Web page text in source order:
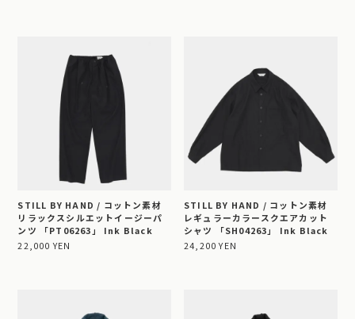
STILL BY HAND / コットン素材
リラックスシルエットイージーパ
ンツ 「PT06263」 Ink Black
22,000 YEN
STILL BY HAND / コットン素材
レギュラーカラースクエアカット
シャツ 「SH04263」 Ink Black
24,200 YEN